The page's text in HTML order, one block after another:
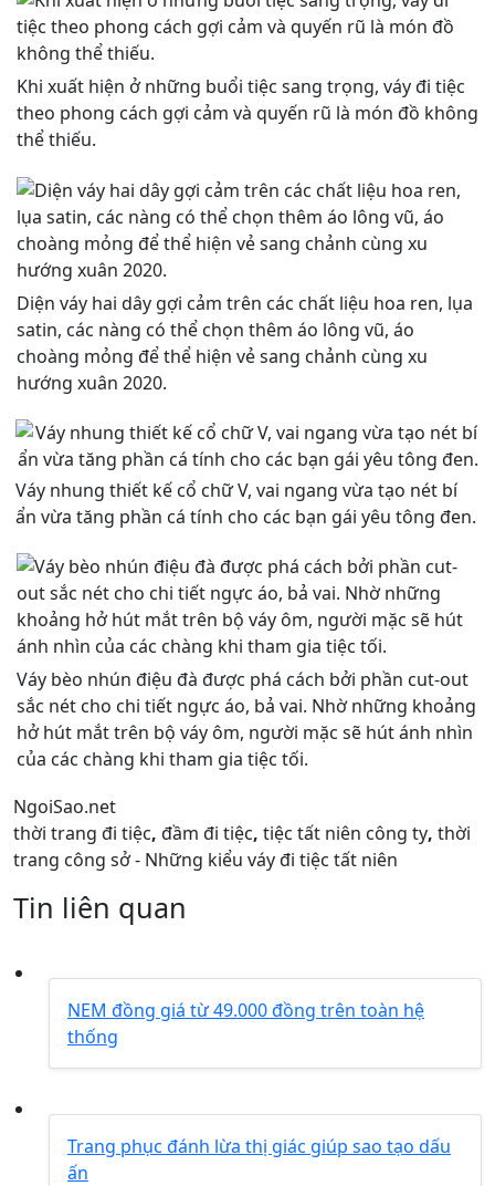
Khi xuất hiện ở những buổi tiệc sang trọng, váy đi tiệc
theo phong cách gợi cảm và quyến rũ là món đồ không
thể thiếu.
Diện váy hai dây gợi cảm trên các chất liệu hoa ren, lụa
satin, các nàng có thể chọn thêm áo lông vũ, áo
choàng mỏng để thể hiện vẻ sang chảnh cùng xu
hướng xuân 2020.
Váy nhung thiết kế cổ chữ V, vai ngang vừa tạo nét bí
ẩn vừa tăng phần cá tính cho các bạn gái yêu tông đen.
Váy bèo nhún điệu đà được phá cách bởi phần cut-out
sắc nét cho chi tiết ngực áo, bả vai. Nhờ những khoảng
hở hút mắt trên bộ váy ôm, người mặc sẽ hút ánh nhìn
của các chàng khi tham gia tiệc tối.
NgoiSao.net
thời trang đi tiệc, đầm đi tiệc, tiệc tất niên công ty, thời
trang công sở - Những kiểu váy đi tiệc tất niên
Tin liên quan
NEM đồng giá từ 49.000 đồng trên toàn hệ
thống
Trang phục đánh lừa thị giác giúp sao tạo dấu
ấn